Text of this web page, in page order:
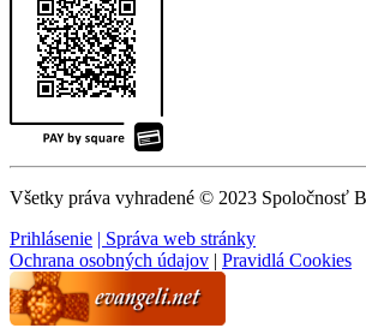
Všetky práva vyhradené © 2023 Spoločnosť
Prihlásenie | Správa web stránky
Ochrana osobných údajov | Pravidlá Cookies